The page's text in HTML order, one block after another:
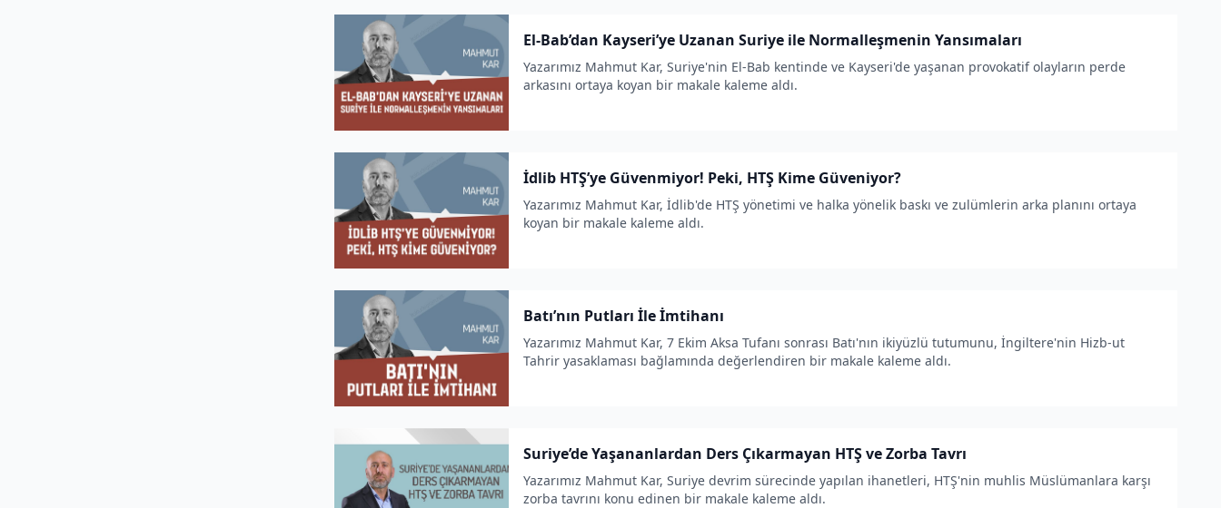
El-Bab’dan Kayseri’ye Uzanan Suriye ile Normalleşmenin Yansımaları
Yazarımız Mahmut Kar, Suriye'nin El-Bab kentinde ve Kayseri'de yaşanan provokatif olayların perde
arkasını ortaya koyan bir makale kaleme aldı.
İdlib HTŞ’ye Güvenmiyor! Peki, HTŞ Kime Güveniyor?
Yazarımız Mahmut Kar, İdlib'de HTŞ yönetimi ve halka yönelik baskı ve zulümlerin arka planını ortaya
koyan bir makale kaleme aldı.
Batı’nın Putları İle İmtihanı
Yazarımız Mahmut Kar, 7 Ekim Aksa Tufanı sonrası Batı'nın ikiyüzlü tutumunu, İngiltere'nin Hizb-ut
Tahrir yasaklaması bağlamında değerlendiren bir makale kaleme aldı.
Suriye’de Yaşananlardan Ders Çıkarmayan HTŞ ve Zorba Tavrı
Yazarımız Mahmut Kar, Suriye devrim sürecinde yapılan ihanetleri, HTŞ'nin muhlis Müslümanlara karşı
zorba tavrını konu edinen bir makale kaleme aldı.